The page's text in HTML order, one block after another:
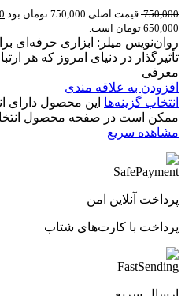
750,000 قیمت اصلی 750,000 تومان بود.
650,000 تومان است.
روان‌نویس میلر: ابزاری حرفه‌ای
تأثیرگذار در دنیای امروز که هر
معرفی
افزودن به علاقه مندی
انتخاب گزینه‌ها این محصول دارای
ممکن است در صفحه محصول
مشاهده سریع
پرداخت آنلاین امن
پرداخت با کارت‌های شتاب